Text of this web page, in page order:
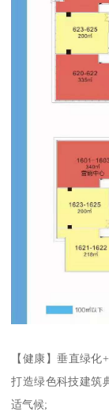
【健康】垂直绿
打造绿色科技建筑
适气候;